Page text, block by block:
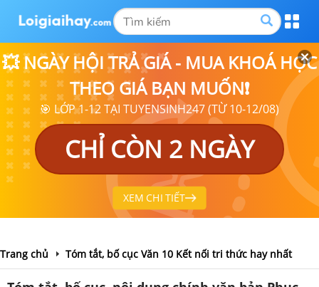
💥 NGÀY HỘI TRẢ GIÁ - MUA KHOÁ HỌC
THEO GIÁ BẠN MUỐN❗
🎯 LỚP 1-12 TẠI TUYENSINH247 (TỪ 10-12/08)
CHỈ CÒN 2 NGÀY
XEM CHI TIẾT
Trang chủ Tóm tắt, bố cục Văn 10 Kết nối tri thức hay nhất